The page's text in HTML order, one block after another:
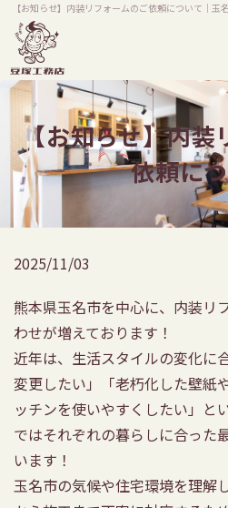
【お知らせ】内装リフォームのご依頼について｜
【お知らせ】内装
依頼に
2025/11/03
熊本県玉名市を中心に、内装リ
わせが増えております！
近年は、生活スタイルの変化に
変更したい」「老朽化した壁紙
ッチンを使いやすくしたい」と
ではそれぞれの暮らしに合った
います！
玉名市の気候や住宅環境を理解